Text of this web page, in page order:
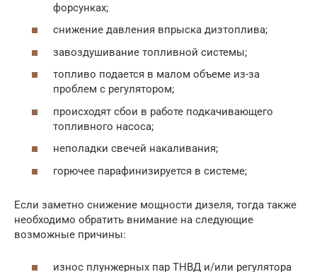
форсунках;
снижение давления впрыска дизтоплива;
завоздушивание топливной системы;
топливо подается в малом объеме из-за
проблем с регулятором;
происходят сбои в работе подкачивающего
топливного насоса;
неполадки свечей накаливания;
горючее парафинизируется в системе;
Если заметно снижение мощности дизеля, тогда также
необходимо обратить внимание на следующие
возможные причины:
износ плунжерных пар ТНВД и/или регулятора